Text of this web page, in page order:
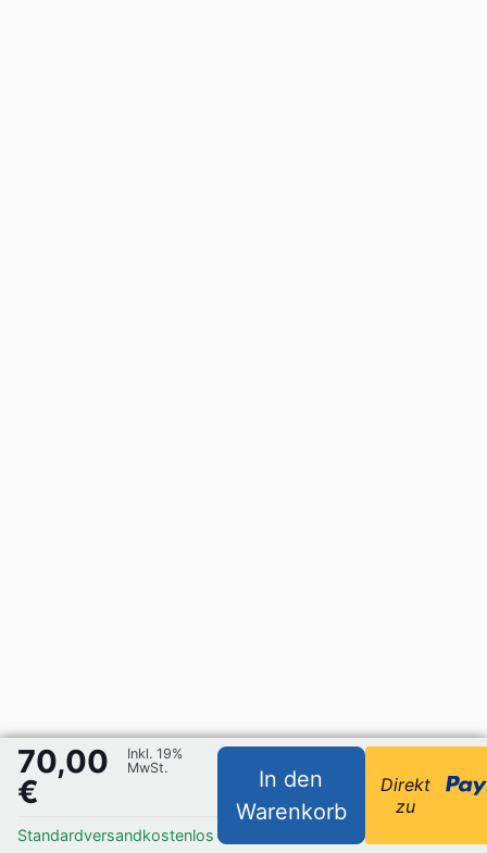
70,00
€
Inkl. 19%
MwSt.
Standardversandkostenlos
In den
Warenkorb
Direkt
zu